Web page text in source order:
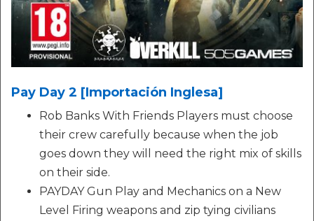
Pay Day 2 [Importación Inglesa]
Rob Banks With Friends Players must choose
their crew carefully because when the job
goes down they will need the right mix of skills
on their side.
PAYDAY Gun Play and Mechanics on a New
Level Firing weapons and zip tying civilians